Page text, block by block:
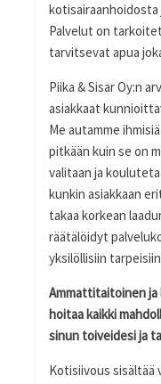
Palvelut on
tarvitsevat apua
Piika & Sisar Oy:n
asiakkaat
Me autamme
pitkään kuin se on
valitaan ja
kunkin asiakkaan
takaa korkean
räätälöidyt
yksilöllisiin
Ammattitaitoinen
hoitaa kaikki
sinun toiveidesi ja
Kotisiivous sisältää